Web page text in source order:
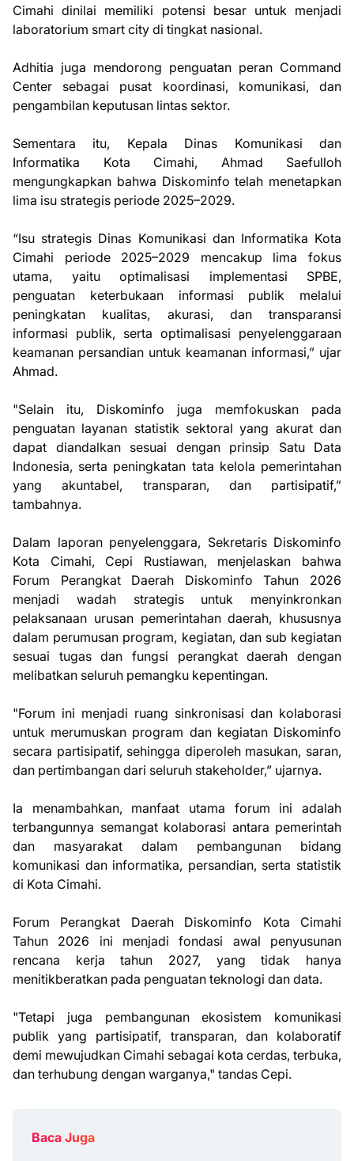
Cimahi dinilai memiliki potensi besar untuk menjadi
laboratorium smart city di tingkat nasional.
Adhitia juga mendorong penguatan peran Command
Center sebagai pusat koordinasi, komunikasi, dan
pengambilan keputusan lintas sektor.
Sementara itu, Kepala Dinas Komunikasi dan
Informatika Kota Cimahi, Ahmad Saefulloh
mengungkapkan bahwa Diskominfo telah menetapkan
lima isu strategis periode 2025–2029.
“Isu strategis Dinas Komunikasi dan Informatika Kota
Cimahi periode 2025–2029 mencakup lima fokus
utama, yaitu optimalisasi implementasi SPBE,
penguatan keterbukaan informasi publik melalui
peningkatan kualitas, akurasi, dan transparansi
informasi publik, serta optimalisasi penyelenggaraan
keamanan persandian untuk keamanan informasi,” ujar
Ahmad.
"Selain itu, Diskominfo juga memfokuskan pada
penguatan layanan statistik sektoral yang akurat dan
dapat diandalkan sesuai dengan prinsip Satu Data
Indonesia, serta peningkatan tata kelola pemerintahan
yang akuntabel, transparan, dan partisipatif,”
tambahnya.
Dalam laporan penyelenggara, Sekretaris Diskominfo
Kota Cimahi, Cepi Rustiawan, menjelaskan bahwa
Forum Perangkat Daerah Diskominfo Tahun 2026
menjadi wadah strategis untuk menyinkronkan
pelaksanaan urusan pemerintahan daerah, khususnya
dalam perumusan program, kegiatan, dan sub kegiatan
sesuai tugas dan fungsi perangkat daerah dengan
melibatkan seluruh pemangku kepentingan.
"Forum ini menjadi ruang sinkronisasi dan kolaborasi
untuk merumuskan program dan kegiatan Diskominfo
secara partisipatif, sehingga diperoleh masukan, saran,
dan pertimbangan dari seluruh stakeholder,” ujarnya.
Ia menambahkan, manfaat utama forum ini adalah
terbangunnya semangat kolaborasi antara pemerintah
dan masyarakat dalam pembangunan bidang
komunikasi dan informatika, persandian, serta statistik
di Kota Cimahi.
Forum Perangkat Daerah Diskominfo Kota Cimahi
Tahun 2026 ini menjadi fondasi awal penyusunan
rencana kerja tahun 2027, yang tidak hanya
menitikberatkan pada penguatan teknologi dan data.
"Tetapi juga pembangunan ekosistem komunikasi
publik yang partisipatif, transparan, dan kolaboratif
demi mewujudkan Cimahi sebagai kota cerdas, terbuka,
dan terhubung dengan warganya," tandas Cepi.
Baca Juga